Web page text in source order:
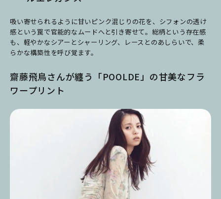
吸い寄せられるように甘いピンク混じりの花を、シフォンの透け
感という罠で官能的なムードへと引き寄せて。総柄という存在感
も、軽やかなシアーとシャーリング、レースとのあしらいで、柔
らかな構築性を呼び覚ます。
齋藤飛鳥さんが纏う「POOLDE」の甘美なフラ
ワープリント